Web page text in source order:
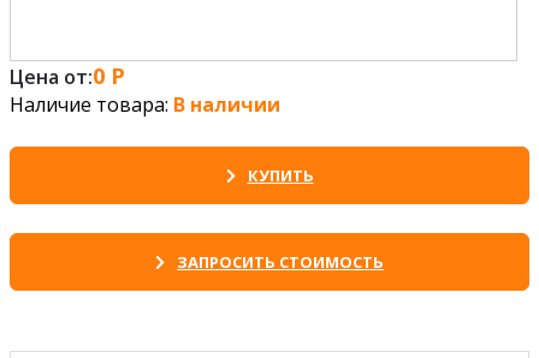
Цена от:0 Р
Наличие товара: В наличии
КУПИТЬ
ЗАПРОСИТЬ СТОИМОСТЬ